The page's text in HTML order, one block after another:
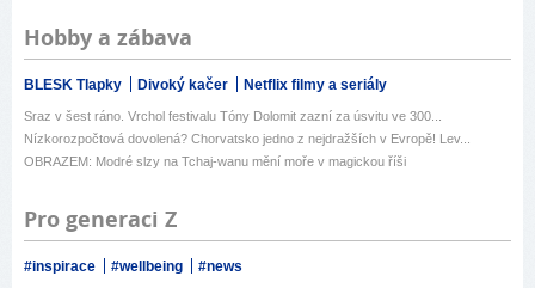
Hobby a zábava
BLESK Tlapky Divoký kačer Netflix filmy a seriály
Sraz v šest ráno. Vrchol festivalu Tóny Dolomit zazní za úsvitu ve 300...
Nízkorozpočtová dovolená? Chorvatsko jedno z nejdražších v Evropě! Lev...
OBRAZEM: Modré slzy na Tchaj-wanu mění moře v magickou říši
Pro generaci Z
#inspirace #wellbeing #news